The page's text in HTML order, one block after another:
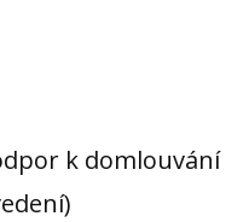
k domlouvání